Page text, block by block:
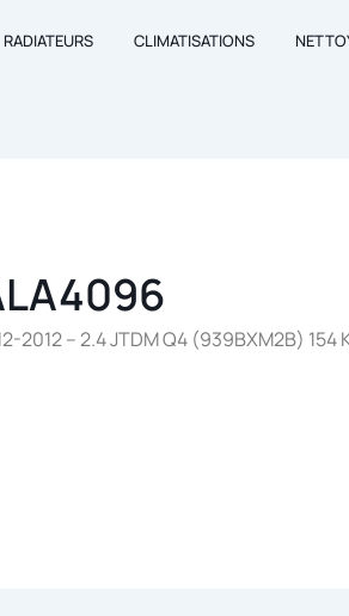
RADIATEURS CLIMATISATIONS
– 2.4 JTDM Q4 (939BXM2B) 154